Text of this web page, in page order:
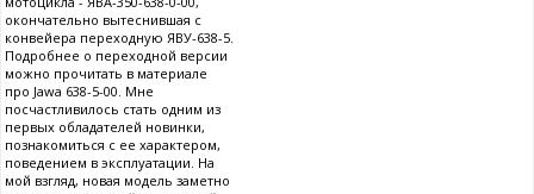
окончательно вытеснившая с
конвейера переходную ЯВУ-638-5.
Подробнее о переходной версии
можно прочитать в материале
про Jawa 638-5-00. Мне
посчастливилось стать одним из
первых обладателей новинки,
познакомиться с ее характером,
поведением в эксплуатации. На
мой взгляд, новая модель заметно